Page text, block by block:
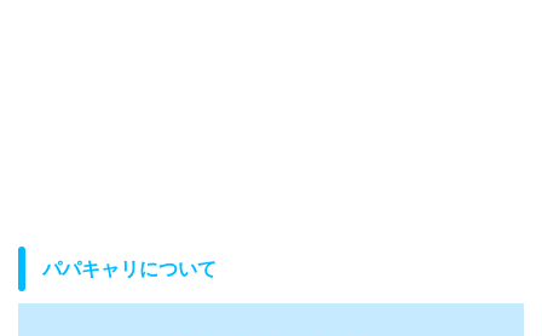
パパキャリについて